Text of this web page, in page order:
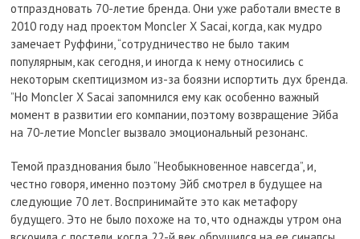
отпраздновать 70-летие бренда. Они уже работали вместе в
2010 году над проектом Moncler X Sacai, когда, как мудро
замечает Руффини, “сотрудничество не было таким
популярным, как сегодня, и иногда к нему относились с
некоторым скептицизмом из-за боязни испортить дух бренда.
”Но Moncler X Sacai запомнился ему как особенно важный
момент в развитии его компании, поэтому возвращение Эйба
на 70-летие Moncler вызвало эмоциональный резонанс.
Темой празднования было “Необыкновенное навсегда”, и,
честно говоря, именно поэтому Эйб смотрел в будущее на
следующие 70 лет. Воспринимайте это как метафору
будущего. Это не было похоже на то, что однажды утром она